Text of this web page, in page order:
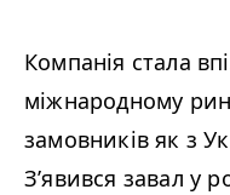
Компанія стала
міжнародному
замовників як з
З’явився завал у